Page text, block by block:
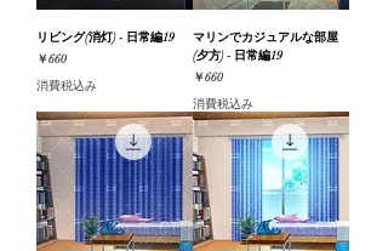
リビング(消灯) - 日常編19
価格
￥660
消費税込み
マリンでカジュアルな部屋
(夕方) - 日常編19
価格
￥660
消費税込み